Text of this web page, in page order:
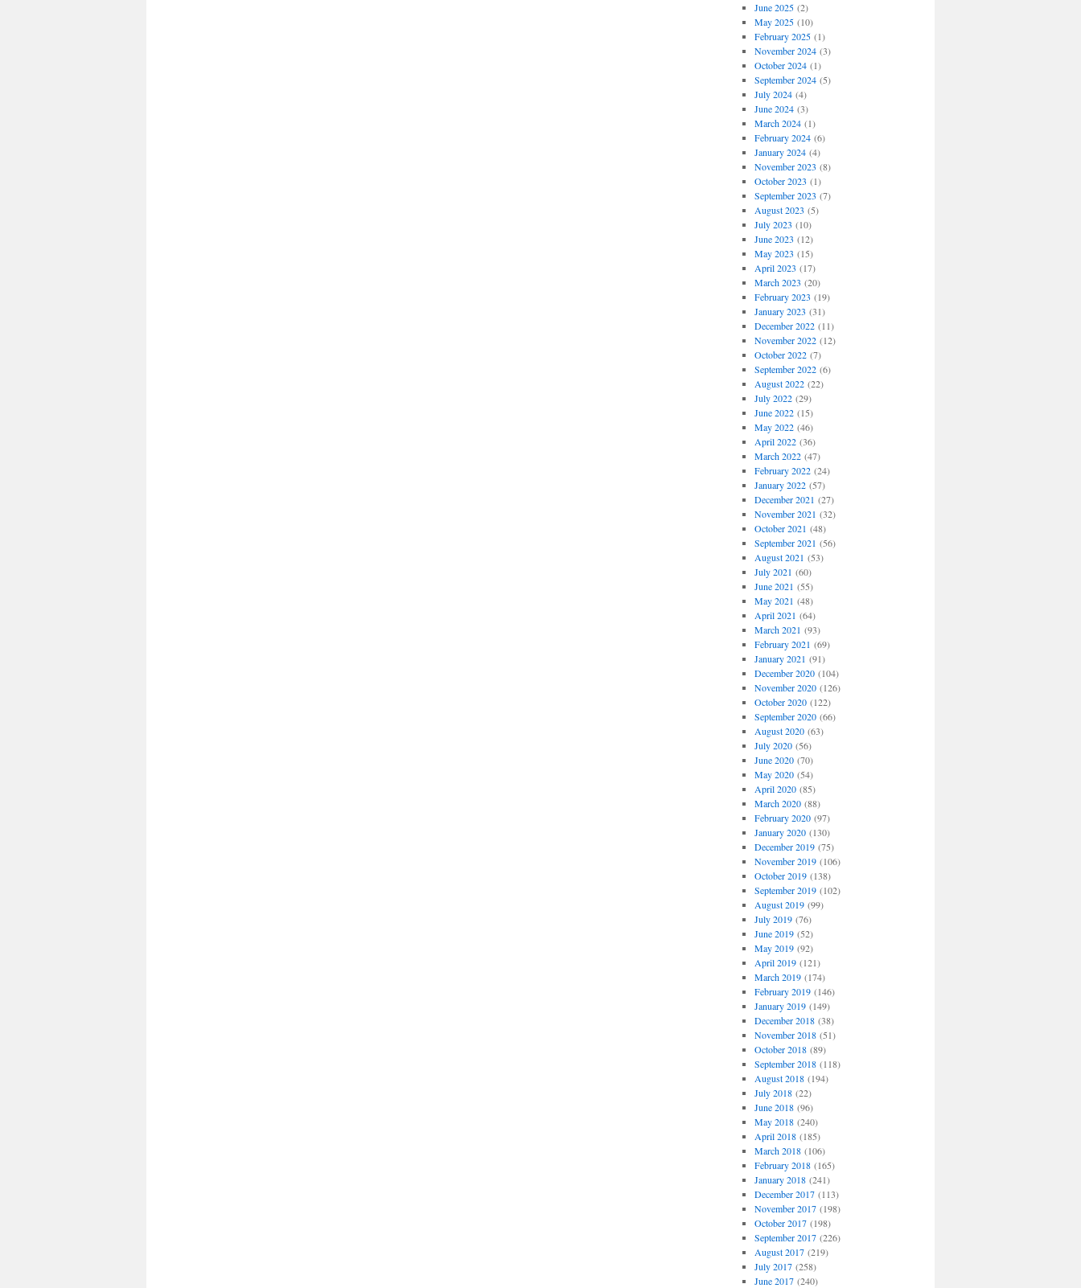
June 2025(2)
May 2025(10)
February 2025(1)
November 2024(3)
October 2024(1)
September 2024(5)
July 2024(4)
June 2024(3)
March 2024(1)
February 2024(6)
January 2024(4)
November 2023 (8)
October 2023 (1)
September 2023 (7)
August 2023 (5)
July 2023 (10)
June 2023 (12)
May 2023 (15)
April 2023 (17)
March 2023 (20)
February 2023 (19)
January 2023 (31)
December 2022(11)
November 2022(12)
October 2022(7)
September 2022(6)
August 2022(22)
July 2022(29)
June 2022(15)
May 2022(46)
April 2022(36)
March 2022(47)
February 2022(24)
January 2022(57)
December 2021 (27)
November 2021 (32)
October 2021 (48)
September 2021 (56)
August 2021 (53)
July 2021 (60)
June 2021 (55)
May 2021 (48)
April 2021 (64)
March 2021 (93)
February 2021 (69)
January 2021 (91)
December 2020(104)
November 2020(126)
October 2020(122)
September 2020(66)
August 2020(63)
July 2020(56)
June 2020(70)
May 2020(54)
April 2020(85)
March 2020(88)
February 2020(97)
January 2020(130)
December 2019(75)
November 2019(106)
October 2019(138)
September 2019(102)
August 2019(99)
July 2019(76)
June 2019(52)
May 2019(92)
April 2019(121)
March 2019(174)
February 2019(146)
January 2019(149)
December 2018(38)
November 2018(51)
October 2018(89)
September 2018(118)
August 2018(194)
July 2018(22)
June 2018(96)
May 2018(240)
April 2018(185)
March 2018(106)
February 2018(165)
January 2018(241)
December 2017(113)
November 2017(198)
October 2017(198)
September 2017(226)
August 2017(219)
July 2017(258)
June 2017(240)